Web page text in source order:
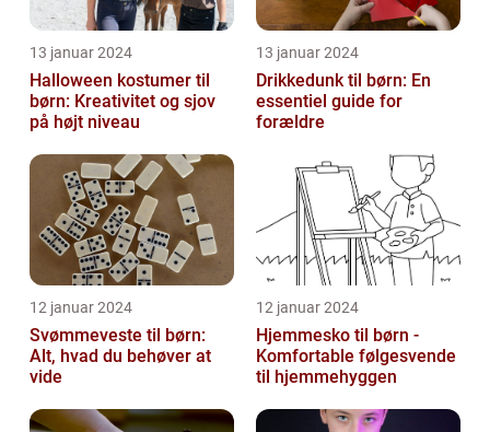
13 januar 2024
Halloween kostumer til
børn: Kreativitet og sjov
på højt niveau
13 januar 2024
Drikkedunk til børn: En
essentiel guide for
forældre
12 januar 2024
Svømmeveste til børn:
Alt, hvad du behøver at
vide
12 januar 2024
Hjemmesko til børn -
Komfortable følgesvende
til hjemmehyggen